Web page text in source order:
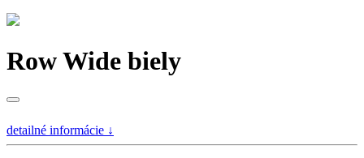
Row Wide biely
detailné informácie ↓